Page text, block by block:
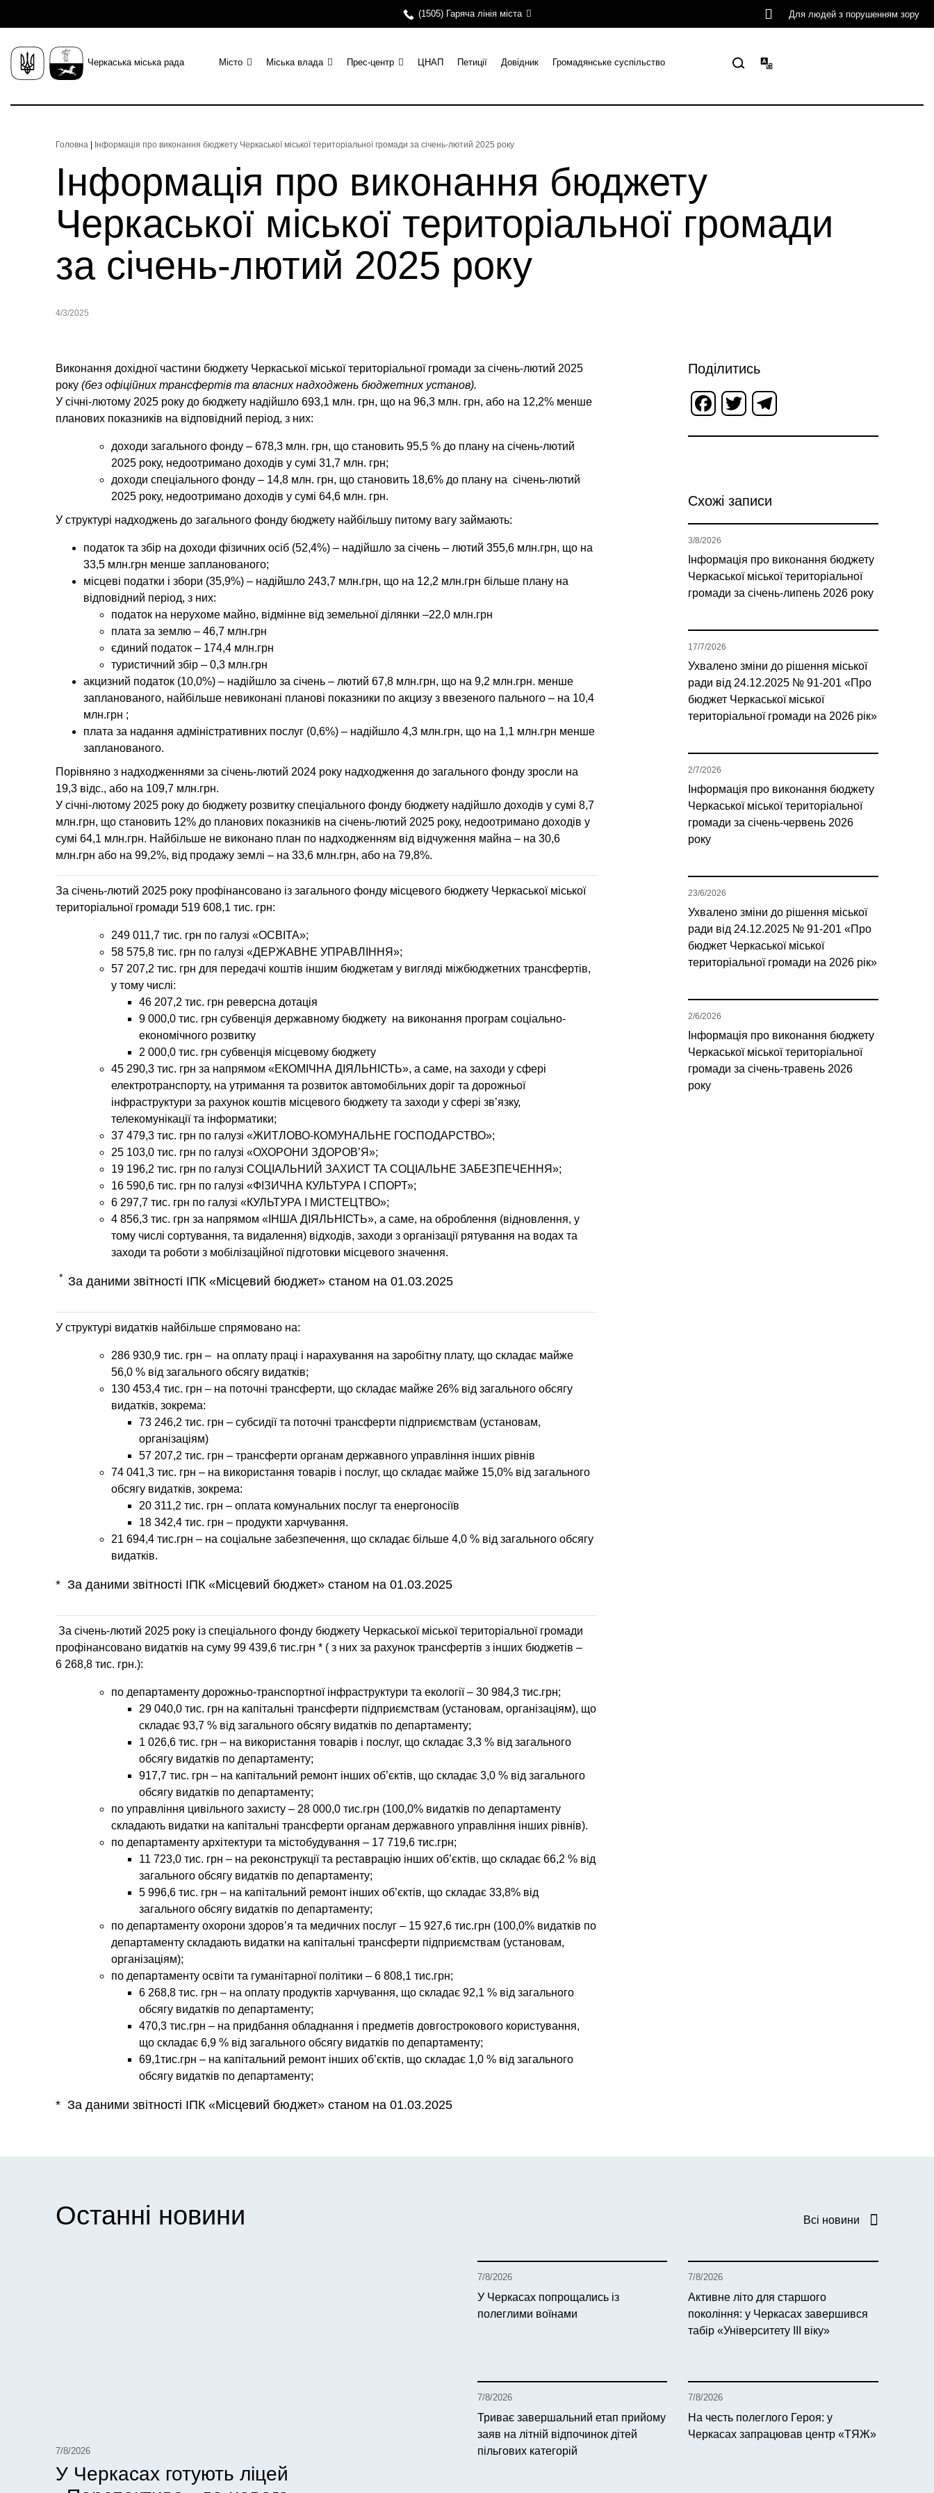
(1505) Гаряча лінія міста Для людей з порушенням зору
Черкаська міська рада Місто Міська влада Прес-центр ЦНАП Петиції Довідник Громадянське суспільство
Головна Інформація про виконання бюджету Черкаської міської територіальної громади за січень-лютий 2025 року
Інформація про виконання бюджету
Черкаської міської територіальної громади
за січень-лютий 2025 року
4/3/2025
Виконання дохідної частини бюджету Черкаської міської територіальної громади за січень-лютий 2025
року (без офіційних трансфертів та власних надходжень бюджетних установ).
У січні-лютому 2025 року до бюджету надійшло 693,1 млн. грн, що на 96,3 млн. грн, або на 12,2% менше
планових показників на відповідний період, з них:
доходи загального фонду – 678,3 млн. грн, що становить 95,5 % до плану на січень-лютий
2025 року, недоотримано доходів у сумі 31,7 млн. грн;
доходи спеціального фонду – 14,8 млн. грн, що становить 18,6% до плану на січень-лютий
2025 року, недоотримано доходів у сумі 64,6 млн. грн.
У структурі надходжень до загального фонду бюджету найбільшу питому вагу займають:
податок та збір на доходи фізичних осіб (52,4%) – надійшло за січень – лютий 355,6 млн.грн, що на
33,5 млн.грн менше запланованого;
місцеві податки і збори (35,9%) – надійшло 243,7 млн.грн, що на 12,2 млн.грн більше плану на
відповідний період, з них:
податок на нерухоме майно, відмінне від земельної ділянки –22,0 млн.грн
плата за землю – 46,7 млн.грн
єдиний податок – 174,4 млн.грн
туристичний збір – 0,3 млн.грн
акцизний податок (10,0%) – надійшло за січень – лютий 67,8 млн.грн, що на 9,2 млн.грн. менше
запланованого, найбільше невиконані планові показники по акцизу з ввезеного пального – на 10,4
млн.грн ;
плата за надання адміністративних послуг (0,6%) – надійшло 4,3 млн.грн, що на 1,1 млн.грн менше
запланованого.
Порівняно з надходженнями за січень-лютий 2024 року надходження до загального фонду зросли на
19,3 відс., або на 109,7 млн.грн.
У січні-лютому 2025 року до бюджету розвитку спеціального фонду бюджету надійшло доходів у сумі 8,7
млн.грн, що становить 12% до планових показників на січень-лютий 2025 року, недоотримано доходів у
сумі 64,1 млн.грн. Найбільше не виконано план по надходженням від відчуження майна – на 30,6
млн.грн або на 99,2%, від продажу землі – на 33,6 млн.грн, або на 79,8%.
За січень-лютий 2025 року профінансовано із загального фонду місцевого бюджету Черкаської міської
територіальної громади 519 608,1 тис. грн:
249 011,7 тис. грн по галузі «ОСВІТА»;
58 575,8 тис. грн по галузі «ДЕРЖАВНЕ УПРАВЛІННЯ»;
57 207,2 тис. грн для передачі коштів іншим бюджетам у вигляді міжбюджетних трансфертів,
у тому числі:
46 207,2 тис. грн реверсна дотація
9 000,0 тис. грн субвенція державному бюджету на виконання програм соціально-
економічного розвитку
2 000,0 тис. грн субвенція місцевому бюджету
45 290,3 тис. грн за напрямом «ЕКОМІЧНА ДІЯЛЬНІСТЬ», а саме, на заходи у сфері
електротранспорту, на утримання та розвиток автомобільних доріг та дорожньої
інфраструктури за рахунок коштів місцевого бюджету та заходи у сфері зв’язку,
телекомунікації та інформатики;
37 479,3 тис. грн по галузі «ЖИТЛОВО-КОМУНАЛЬНЕ ГОСПОДАРСТВО»;
25 103,0 тис. грн по галузі «ОХОРОНИ ЗДОРОВ’Я»;
19 196,2 тис. грн по галузі СОЦІАЛЬНИЙ ЗАХИСТ ТА СОЦІАЛЬНЕ ЗАБЕЗПЕЧЕННЯ»;
16 590,6 тис. грн по галузі «ФІЗИЧНА КУЛЬТУРА І СПОРТ»;
6 297,7 тис. грн по галузі «КУЛЬТУРА І МИСТЕЦТВО»;
4 856,3 тис. грн за напрямом «ІНША ДІЯЛЬНІСТЬ», а саме, на оброблення (відновлення, у
тому числі сортування, та видалення) відходів, заходи з організації рятування на водах та
заходи та роботи з мобілізаційної підготовки місцевого значення.
* За даними звітності ІПК «Місцевий бюджет» станом на 01.03.2025
У структурі видатків найбільше спрямовано на:
286 930,9 тис. грн – на оплату праці і нарахування на заробітну плату, що складає майже
56,0 % від загального обсягу видатків;
130 453,4 тис. грн – на поточні трансферти, що складає майже 26% від загального обсягу
видатків, зокрема:
73 246,2 тис. грн – субсидії та поточні трансферти підприємствам (установам,
організаціям)
57 207,2 тис. грн – трансферти органам державного управління інших рівнів
74 041,3 тис. грн – на використання товарів і послуг, що складає майже 15,0% від загального
обсягу видатків, зокрема:
20 311,2 тис. грн – оплата комунальних послуг та енергоносіїв
18 342,4 тис. грн – продукти харчування.
21 694,4 тис.грн – на соціальне забезпечення, що складає більше 4,0 % від загального обсягу
видатків.
* За даними звітності ІПК «Місцевий бюджет» станом на 01.03.2025
За січень-лютий 2025 року із спеціального фонду бюджету Черкаської міської територіальної громади
профінансовано видатків на суму 99 439,6 тис.грн * ( з них за рахунок трансфертів з інших бюджетів –
6 268,8 тис. грн.):
по департаменту дорожньо-транспортної інфраструктури та екології– 30 984,3 тис.грн;
29 040,0 тис. грн на капітальні трансферти підприємствам (установам, організаціям), що
складає 93,7 % від загального обсягу видатків по департаменту;
1 026,6 тис. грн – на використання товарів і послуг, що складає 3,3 % від загального
обсягу видатків по департаменту;
917,7 тис. грн – на капітальний ремонт інших об’єктів, що складає 3,0 % від загального
обсягу видатків по департаменту;
по управління цивільного захисту – 28 000,0 тис.грн (100,0% видатків по департаменту
складають видатки на капітальні трансферти органам державного управління інших рівнів).
по департаменту архітектури та містобудування – 17 719,6 тис.грн;
11 723,0 тис. грн – на реконструкції та реставрацію інших об’єктів, що складає 66,2 % від
загального обсягу видатків по департаменту;
5 996,6 тис. грн – на капітальний ремонт інших об’єктів, що складає 33,8% від
загального обсягу видатків по департаменту;
по департаменту охорони здоров’я та медичних послуг – 15 927,6 тис.грн (100,0% видатків по
департаменту складають видатки на капітальні трансферти підприємствам (установам,
організаціям);
по департаменту освіти та гуманітарної політики – 6 808,1 тис.грн;
6 268,8 тис. грн – на оплату продуктів харчування, що складає 92,1 % від загального
обсягу видатків по департаменту;
470,3 тис.грн – на придбання обладнання і предметів довгострокового користування,
що складає 6,9 % від загального обсягу видатків по департаменту;
69,1тис.грн – на капітальний ремонт інших об’єктів, що складає 1,0 % від загального
обсягу видатків по департаменту;
* За даними звітності ІПК «Місцевий бюджет» станом на 01.03.2025
Поділитись
Facebook
Twitter
Схожі записи
Інформація про виконання бюджету
Черкаської міської територіальної
громади за січень-липень 2026 року
3/8/2026
Ухвалено зміни до рішення міської
ради від 24.12.2025 № 91-201 «Про
бюджет Черкаської міської
територіальної громади на 2026 рік»
17/7/2026
Інформація про виконання бюджету
Черкаської міської територіальної
громади за січень-червень 2026
року
2/7/2026
Ухвалено зміни до рішення міської
ради від 24.12.2025 № 91-201 «Про
бюджет Черкаської міської
територіальної громади на 2026 рік»
23/6/2026
Інформація про виконання бюджету
Черкаської міської територіальної
громади за січень-травень 2026
року
2/6/2026
Останні новини Всі новини
7/8/2026
У Черкасах готують ліцей
7/8/2026
У Черкасах попрощались із
полеглими воїнами
7/8/2026
Активне літо для старшого
покоління: у Черкасах завершився
табір «Університету ІІІ віку»
7/8/2026
Триває завершальний етап прийому
заяв на літній відпочинок дітей
пільгових категорій
7/8/2026
На честь полеглого Героя: у
Черкасах запрацював центр «ТЯЖ»